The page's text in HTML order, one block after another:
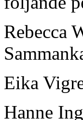
Rebecca
Eika
Hanne